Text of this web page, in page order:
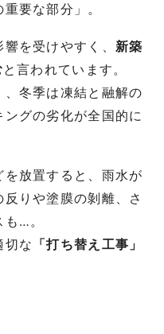
要な部分」。
を受けやすく、 新築
と言われています。
冬季は凍結と融解の
グの劣化が全国的に
放置すると、雨水が
りや塗膜の剝離、さ
…。
切な 「打ち替え工事」